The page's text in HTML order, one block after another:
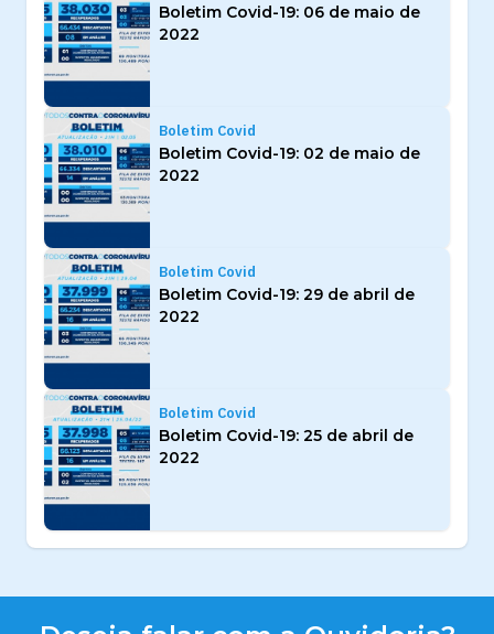
Boletim Covid-19: 06 de maio de
2022
Boletim Covid
Boletim Covid-19: 02 de maio de
2022
Boletim Covid
Boletim Covid-19: 29 de abril de
2022
Boletim Covid
Boletim Covid-19: 25 de abril de
2022